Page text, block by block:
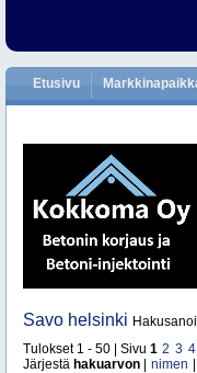
Etusivu
Savo helsinki
Tulokset 1 - 50 | Sivu 1 2 3 4
Järjestä hakuarvon nimen